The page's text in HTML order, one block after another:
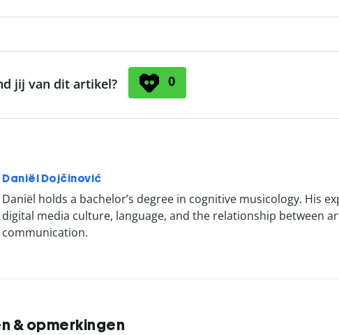
jij van dit artikel? 0
Daniël Dojčinović
Daniël holds a bachelor’s degree in cognitive musicology. His
digital media culture, language, and the relationship between
communication.
& opmerkingen